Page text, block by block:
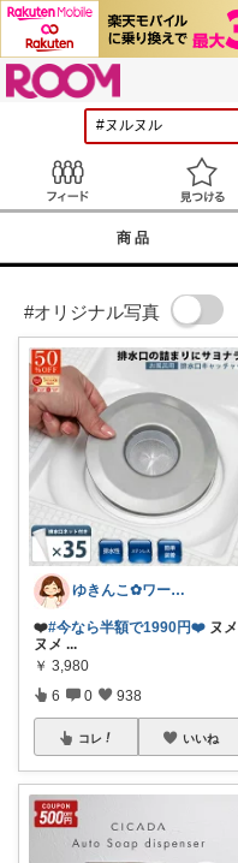
商品
#オリジナル写真
ゆきんこ✿ワーママ時短アイテム✿
❤️#今なら半額で1990円❤️ ヌメ
ヌメ ...
￥ 3,980
6 0 938
コレ いいね